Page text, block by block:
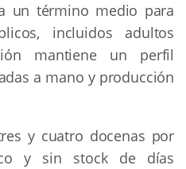
un término medio para
incluidos adultos
mantiene un perfil
a mano y producción
y cuatro docenas por
y sin stock de días